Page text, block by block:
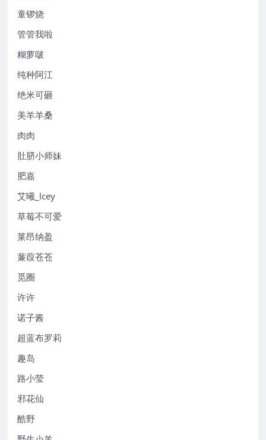
童锣烧
管管我啦
糊萝啵
纯种阿江
绝米可砸
美羊羊桑
肉肉
肚脐小师妹
肥嘉
艾曦_lcey
草莓不可爱
莱昂纳盈
蒹葭苍苍
觅圈
许许
诺子酱
超蓝布罗莉
趣岛
路小莹
邪花仙
酷野